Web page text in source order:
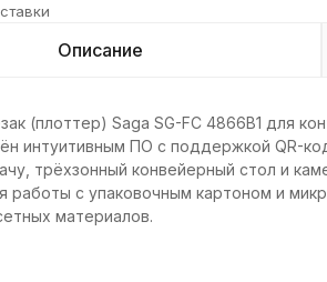
Описание
(плоттер) Saga SG-FC 4866B1 для
интуитивным ПО с поддержкой QR-
трёхзонный конвейерный стол и
работы с упаковочным картоном и
материалов.